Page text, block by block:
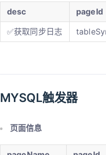
desc pageId
✅获取同步日志
MYSQL触发器
页面信息